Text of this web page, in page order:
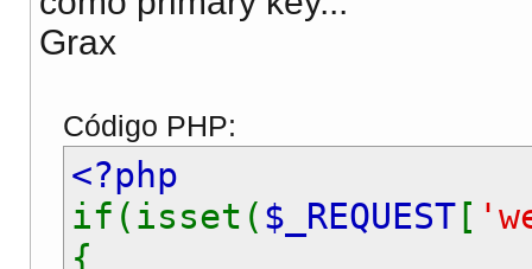
Grax
Código PHP:
<?php
if(isset( $_REQUEST [
{